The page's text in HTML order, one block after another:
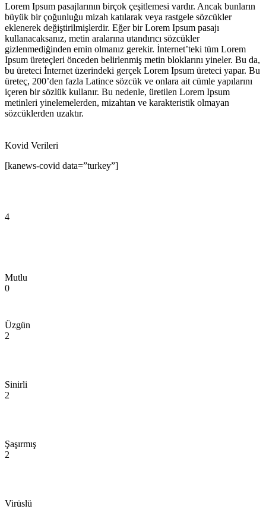
Lorem Ipsum pasajlarının birçok çeşitlemesi vardır. Ancak bunların
büyük bir çoğunluğu mizah katılarak veya rastgele sözcükler
eklenerek değiştirilmişlerdir. Eğer bir Lorem Ipsum pasajı
kullanacaksanız, metin aralarına utandırıcı sözcükler
gizlenmediğinden emin olmanız gerekir. İnternet’teki tüm Lorem
Ipsum üreteçleri önceden belirlenmiş metin bloklarını yineler. Bu da,
bu üreteci İnternet üzerindeki gerçek Lorem Ipsum üreteci yapar. Bu
üreteç, 200’den fazla Latince sözcük ve onlara ait cümle yapılarını
içeren bir sözlük kullanır. Bu nedenle, üretilen Lorem Ipsum
metinleri yinelemelerden, mizahtan ve karakteristik olmayan
sözcüklerden uzaktır.
Kovid Verileri
[kanews-covid data=”turkey”]
4
Mutlu
0
Üzgün
2
Sinirli
2
Şaşırmış
2
Virüslü